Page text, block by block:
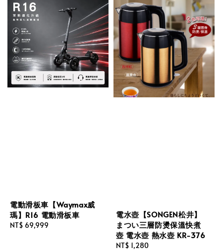
電動滑板車【Waymax威
瑪】R16 電動滑板車
Regular
NT$ 69,999
電水壺【SONGEN松井】
まつい三層防燙保溫快煮
壺 電水壺 熱水壺 KR-376
Regular
NT$ 1,280